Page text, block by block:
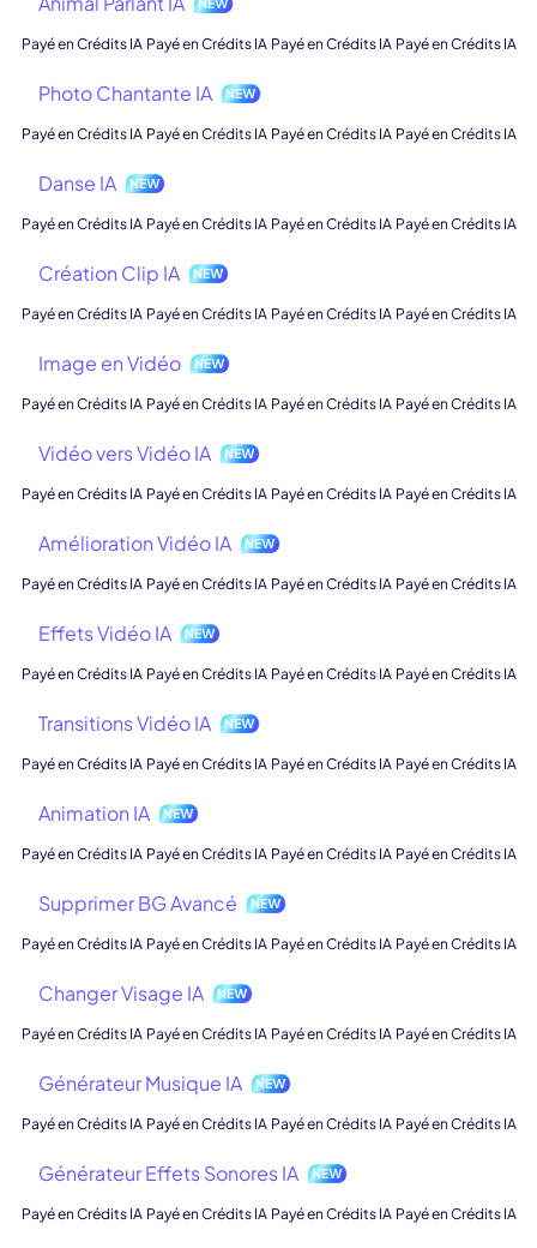
Payé en Crédits IA Payé en Crédits IA Payé en Crédits IA Payé en Crédits IA
Photo Chantante IA
Payé en Crédits IA Payé en Crédits IA Payé en Crédits IA Payé en Crédits IA
Danse IA
Payé en Crédits IA Payé en Crédits IA Payé en Crédits IA Payé en Crédits IA
Création Clip IA
Payé en Crédits IA Payé en Crédits IA Payé en Crédits IA Payé en Crédits IA
Image en Vidéo
Payé en Crédits IA Payé en Crédits IA Payé en Crédits IA Payé en Crédits IA
Vidéo vers Vidéo IA
Payé en Crédits IA Payé en Crédits IA Payé en Crédits IA Payé en Crédits IA
Amélioration Vidéo IA
Payé en Crédits IA Payé en Crédits IA Payé en Crédits IA Payé en Crédits IA
Effets Vidéo IA
Payé en Crédits IA Payé en Crédits IA Payé en Crédits IA Payé en Crédits IA
Transitions Vidéo IA
Payé en Crédits IA Payé en Crédits IA Payé en Crédits IA Payé en Crédits IA
Animation IA
Payé en Crédits IA Payé en Crédits IA Payé en Crédits IA Payé en Crédits IA
Supprimer BG Avancé
Payé en Crédits IA Payé en Crédits IA Payé en Crédits IA Payé en Crédits IA
Changer Visage IA
Payé en Crédits IA Payé en Crédits IA Payé en Crédits IA Payé en Crédits IA
Générateur Musique IA
Payé en Crédits IA Payé en Crédits IA Payé en Crédits IA Payé en Crédits IA
Générateur Effets Sonores IA
Payé en Crédits IA Payé en Crédits IA Payé en Crédits IA Payé en Crédits IA